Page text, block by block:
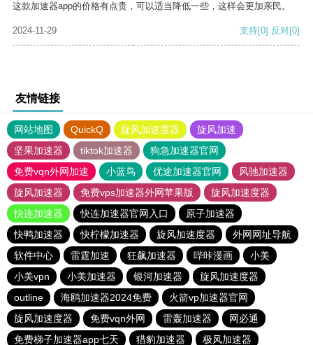
这款加速器app的价格有点贵，可以适当降低一些，这样会更加亲民。
2024-11-29 支持[0] 反对[0]
友情链接
网站地图 QuickQ 旋风加速度器
旋风加速
坚果加速器
tiktok加速器
狗急加速器官网
免费vqn外网加速
小蓝鸟 优途加速器官网
风驰加速器
旋风加速器
免费vps加速器外网苹果版
旋风加速度器
快连加速器
快连加速器官网入口
原子加速器
快鸭加速器
快柠檬加速器 旋风加速度器
外网网址导航
软件中心
雷霆加速 狂飙加速器 哔咔漫画
小美
小美vpn
小美加速器 银河加速器
旋风加速度器
outline
海鸥加速器2024免费
火箭vp加速器官网
旋风加速度器
免费vqn外网 雷轰加速器
网必通
免费梯子加速器app七天
猎豹加速器 极风加速器